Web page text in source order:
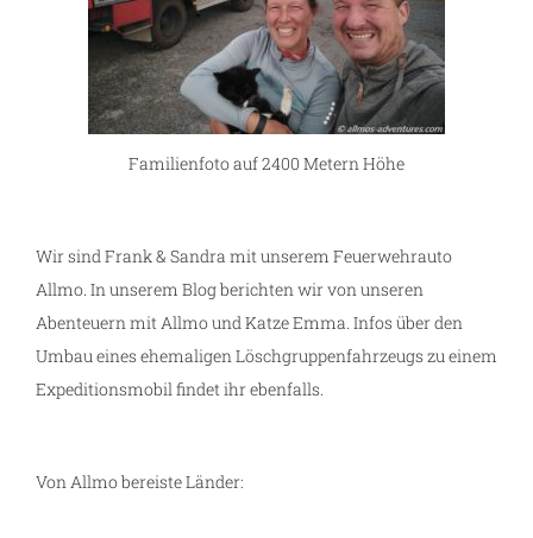
Familienfoto auf 2400 Metern Höhe
Wir sind Frank & Sandra mit unserem Feuerwehrauto
Allmo. In unserem Blog berichten wir von unseren
Abenteuern mit Allmo und Katze Emma. Infos über den
Umbau eines ehemaligen Löschgruppenfahrzeugs zu einem
Expeditionsmobil findet ihr ebenfalls.
Von Allmo bereiste Länder: